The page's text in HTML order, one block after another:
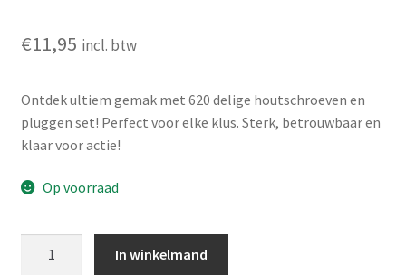
€11,95 incl. btw
Ontdek ultiem gemak met 620 delige houtschroeven en
pluggen set! Perfect voor elke klus. Sterk, betrouwbaar en
klaar voor actie!
Op voorraad
In winkelmand